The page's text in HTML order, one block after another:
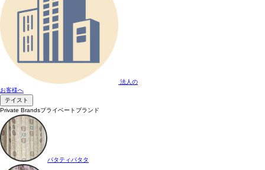
法人の
お客様へ
テイスト
Private Brandsプライベートブランド
パタティパタタ